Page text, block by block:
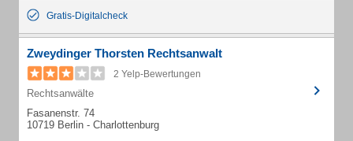
Gratis-Digitalcheck
Zweydinger Thorsten Rechtsanwalt
2 Yelp-Bewertungen
Rechtsanwälte
Fasanenstr. 74
10719 Berlin - Charlottenburg